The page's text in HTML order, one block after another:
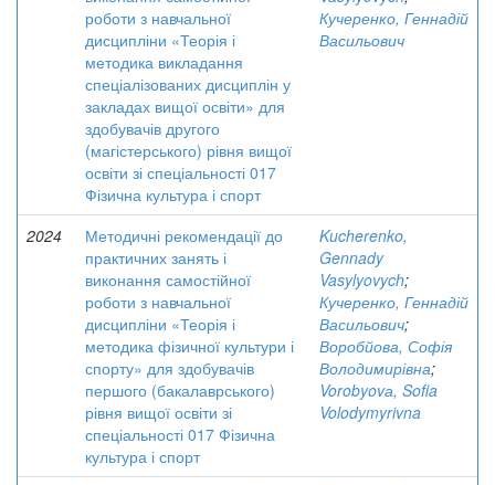
роботи з навчальної
дисципліни «Теорія і
методика викладання
спеціалізованих дисциплін у
закладах вищої освіти» для
здобувачів другого
(магістерського) рівня вищої
освіти зі спеціальності 017
Фізична культура і спорт
Кучеренко, Геннадій
Васильович
2024
Методичні рекомендації до
практичних занять і
виконання самостійної
роботи з навчальної
дисципліни «Теорія і
методика фізичної культури і
спорту» для здобувачів
першого (бакалаврського)
рівня вищої освіти зі
спеціальності 017 Фізична
культура і спорт
Kucherenko,
Gennady
Vasylyovych;
Кучеренко, Геннадій
Васильович;
Воробйова, Софія
Володимирівна;
Vorobyovа, Sofia
Volodymyrivna